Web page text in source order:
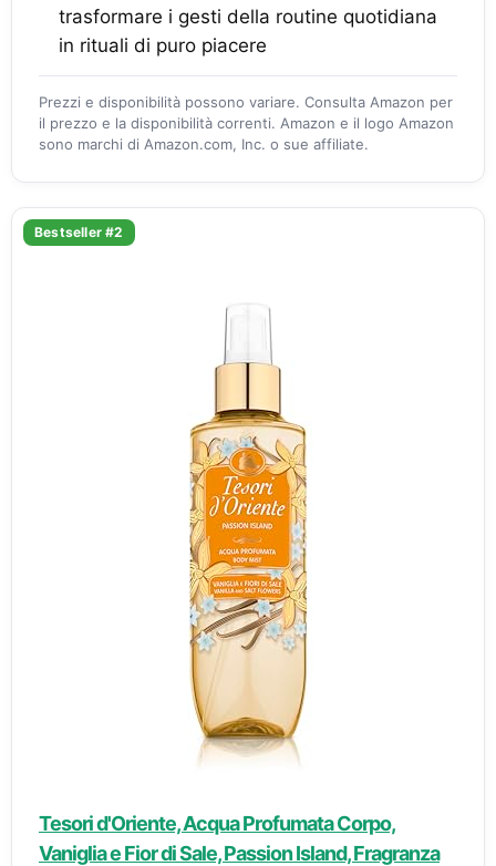
trasformare i gesti della routine quotidiana
in rituali di puro piacere
Prezzi e disponibilità possono variare. Consulta Amazon per
il prezzo e la disponibilità correnti. Amazon e il logo Amazon
sono marchi di Amazon.com, Inc. o sue affiliate.
Bestseller #2
Tesori d'Oriente, Acqua Profumata Corpo,
Vaniglia e Fior di Sale, Passion Island, Fragranza